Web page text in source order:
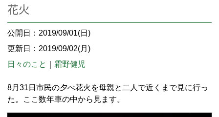
花火
公開日：2019/09/01(日)
更新日：2019/09/02(月)
日々のこと
霜野健児
8月31日市民の夕べ花火を母親と二人で近くまで見に行っ
た。ここ数年車の中から見ます。